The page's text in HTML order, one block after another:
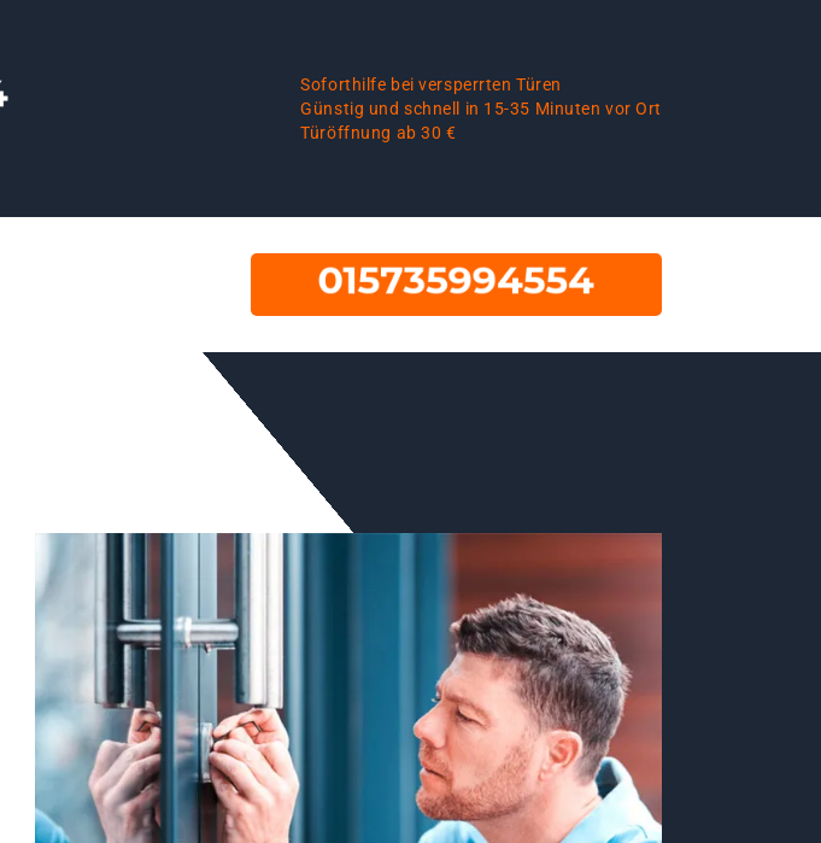
Soforthilfe bei versperrten Türen
Günstig und schnell in 15-35 Minuten vor Ort
Türöffnung ab 30 €